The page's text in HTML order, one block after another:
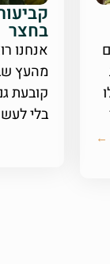
←
בחצר
אנחנו
מהעץ
קובעת
בלי